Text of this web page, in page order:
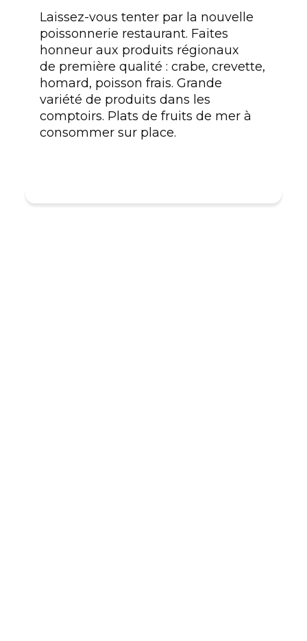
Laissez-vous tenter par la nouvelle
poissonnerie restaurant. Faites
honneur aux produits régionaux
de première qualité : crabe, crevette,
homard, poisson frais. Grande
variété de produits dans les
comptoirs. Plats de fruits de mer à
consommer sur place.